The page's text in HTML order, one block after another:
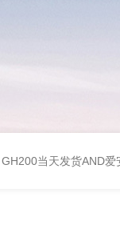
GH200当天发货AND爱